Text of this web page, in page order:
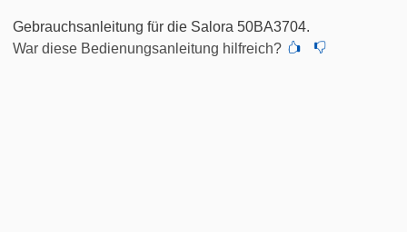
Gebrauchsanleitung für die Salora 50BA3704.
War diese Bedienungsanleitung hilfreich?